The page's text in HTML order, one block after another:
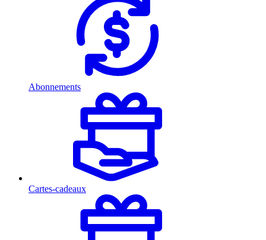
Abonnements
Cartes-cadeaux